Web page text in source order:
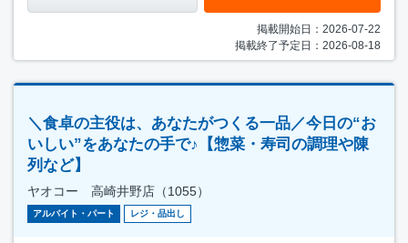
掲載開始日：2026-07-22
掲載終了予定日：2026-08-18
＼食卓の主役は、あなたがつくる一品／今日の“お
いしい”をあなたの手で♪【惣菜・寿司の調理や陳
列など】
ヤオコー 高崎井野店（1055）
アルバイト・パート レジ・品出し